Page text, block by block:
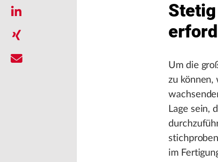
Um die
zu können,
Lage sein,
im